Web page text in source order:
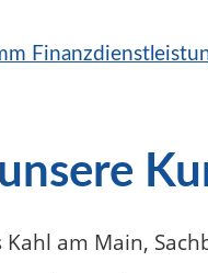
Kahl am Main,